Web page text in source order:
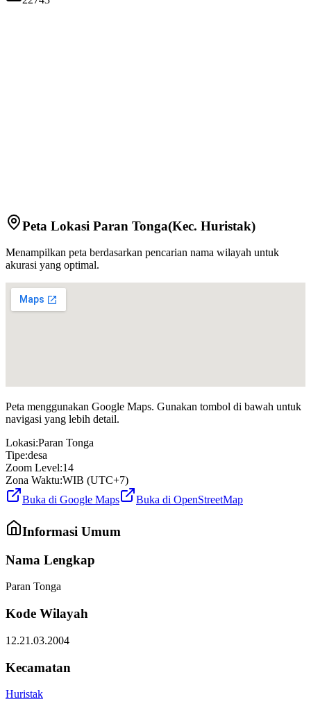
Peta Lokasi Paran Tonga(Kec. Huristak)
Menampilkan peta berdasarkan pencarian nama wilayah untuk
akurasi yang optimal.
Peta menggunakan Google Maps. Gunakan tombol di bawah untuk
navigasi yang lebih detail.
Lokasi:Paran Tonga
Tipe:desa
Zoom Level:14
Zona Waktu:WIB (UTC+7)
Buka di Google Maps
Buka di OpenStreetMap
Informasi Umum
Nama Lengkap
Paran Tonga
Kode Wilayah
12.21.03.2004
Kecamatan
Huristak